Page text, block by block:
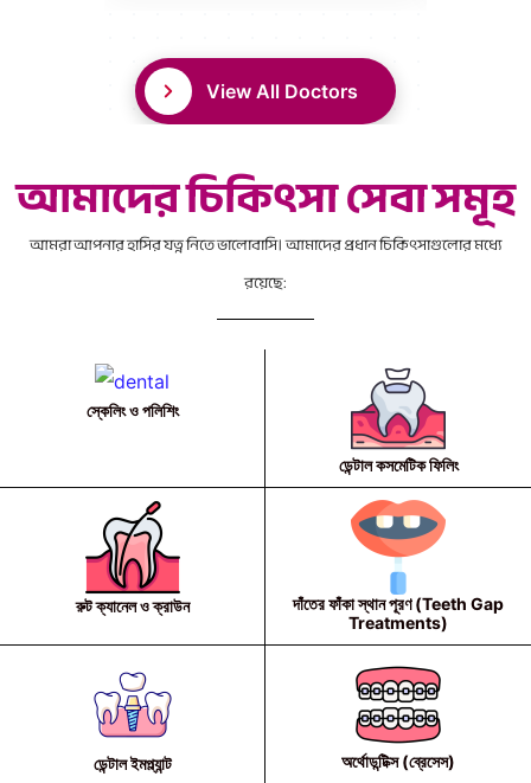
View All Doctors
আমাদের চিকিৎসা সেবা সমূহ
আমরা আপনার হাসির যত্ন নিতে ভালোবাসি। আমাদের প্রধান চিকিৎসাগুলোর মধ্যে
রয়েছে:
স্কেলিং ও পলিশিং
ডেন্টাল কসমেটিক ফিলিং
রুট ক্যানেল ও ক্রাউন
দাঁতের ফাঁকা স্থান পূরণ (Teeth Gap
Treatments)
ডেন্টাল ইমপ্ল্যান্ট অর্থোডন্টিক্স (ব্রেসেস)